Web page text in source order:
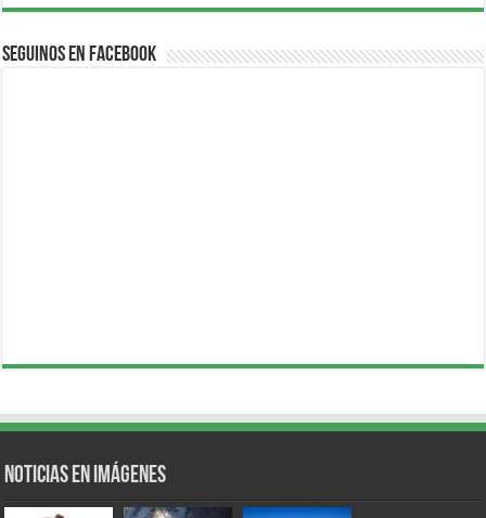
Seguinos en Facebook
Noticias en Imágenes